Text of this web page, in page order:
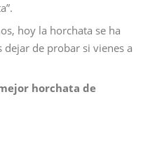
hoy la horchata se ha
de probar si vienes a
horchata de